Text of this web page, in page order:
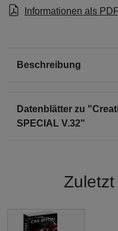
Informationen als
Beschreibung
Datenblätter zu
SPECIAL V.32"